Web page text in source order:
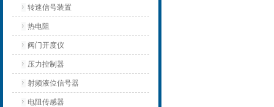
转速信号装置
热电阻
阀门开度仪
压力控制器
射频液位信号器
电阻传感器